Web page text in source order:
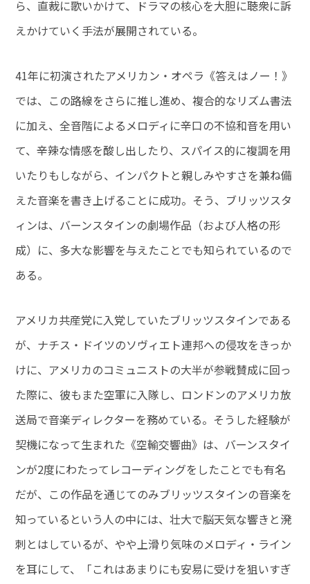
ら、直裁に歌いかけて、ドラマの核心を大胆に聴衆に訴
えかけていく手法が展開されている。
41年に初演されたアメリカン・オペラ《答えはノー！》
では、この路線をさらに推し進め、複合的なリズム書法
に加え、全音階によるメロディに辛口の不協和音を用い
て、辛辣な情感を酸し出したり、スパイス的に複調を用
いたりもしながら、インパクトと親しみやすさを兼ね備
えた音楽を書き上げることに成功。そう、ブリッツスタ
ィンは、バーンスタインの劇場作品（および人格の形
成）に、多大な影響を与えたことでも知られているので
ある。
アメリカ共産党に入党していたブリッツスタインである
が、ナチス・ドイツのソヴィエト連邦への侵攻をきっか
けに、アメリカのコミュニストの大半が参戦賛成に回っ
た際に、彼もまた空軍に入隊し、ロンドンのアメリカ放
送局で音楽ディレクターを務めている。そうした経験が
契機になって生まれた《空輸交響曲》は、バーンスタイ
ンが2度にわたってレコーディングをしたことでも有名
だが、この作品を通じてのみブリッツスタインの音楽を
知っているという人の中には、壮大で脳天気な響きと溌
刺とはしているが、やや上滑り気味のメロディ・ライン
を耳にして、「これはあまりにも安易に受けを狙いすぎ